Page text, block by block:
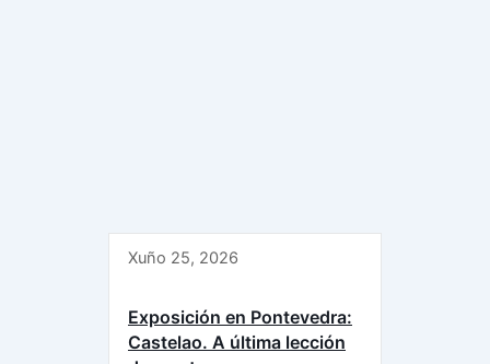
Xuño 25, 2026
Exposición en Pontevedra:
Castelao. A última lección